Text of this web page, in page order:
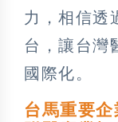
力，相信透
台，讓台灣
國際化。
台馬重要